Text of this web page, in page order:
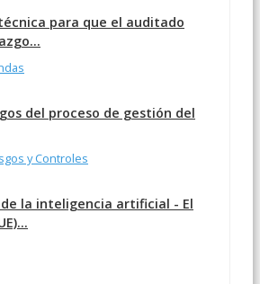
para que el auditado
del proceso de gestión del
y Controles
la inteligencia artificial - El